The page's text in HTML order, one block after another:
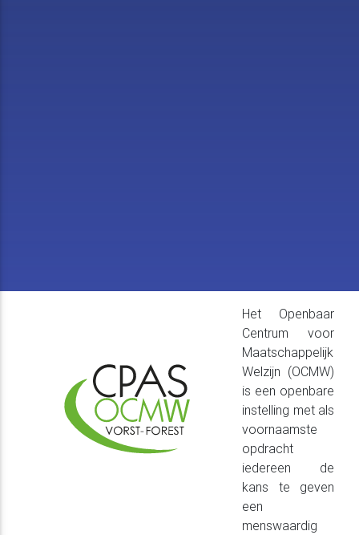
Het Openbaar
Centrum voor
Maatschappelijk
Welzijn (OCMW)
is een openbare
instelling met als
voornaamste
opdracht
iedereen de
kans te geven
een
menswaardig